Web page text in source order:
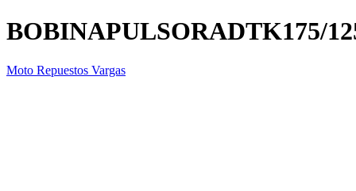
BOBINAPULSORADTK175/
Moto Repuestos Vargas